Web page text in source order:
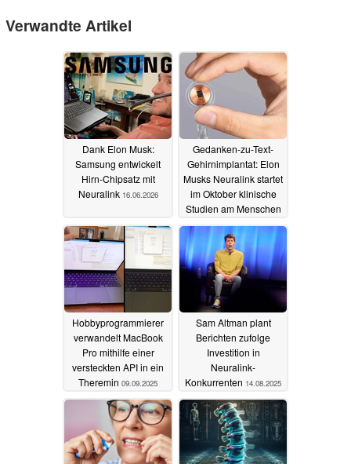
Verwandte Artikel
Dank Elon Musk:
Samsung entwickelt
Hirn-Chipsatz mit
Neuralink 16.06.2026
Gedanken-zu-Text-
Gehirnimplantat: Elon
Musks Neuralink startet
im Oktober klinische
Studien am Menschen
20.09.2025
Hobbyprogrammierer
verwandelt MacBook
Pro mithilfe einer
versteckten API in ein
Theremin 09.09.2025
Sam Altman plant
Berichten zufolge
Investition in
Neuralink-
Konkurrenten 14.08.2025